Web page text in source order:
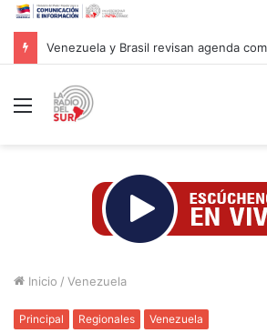
Presidentes de Ecuador y Argentina
Menú
Inicio / Venezuela
Principal Regionales Venezuela